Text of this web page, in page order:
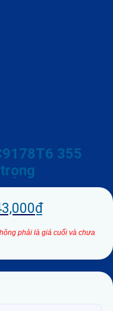
355
₫
phải là giá cuối và chưa